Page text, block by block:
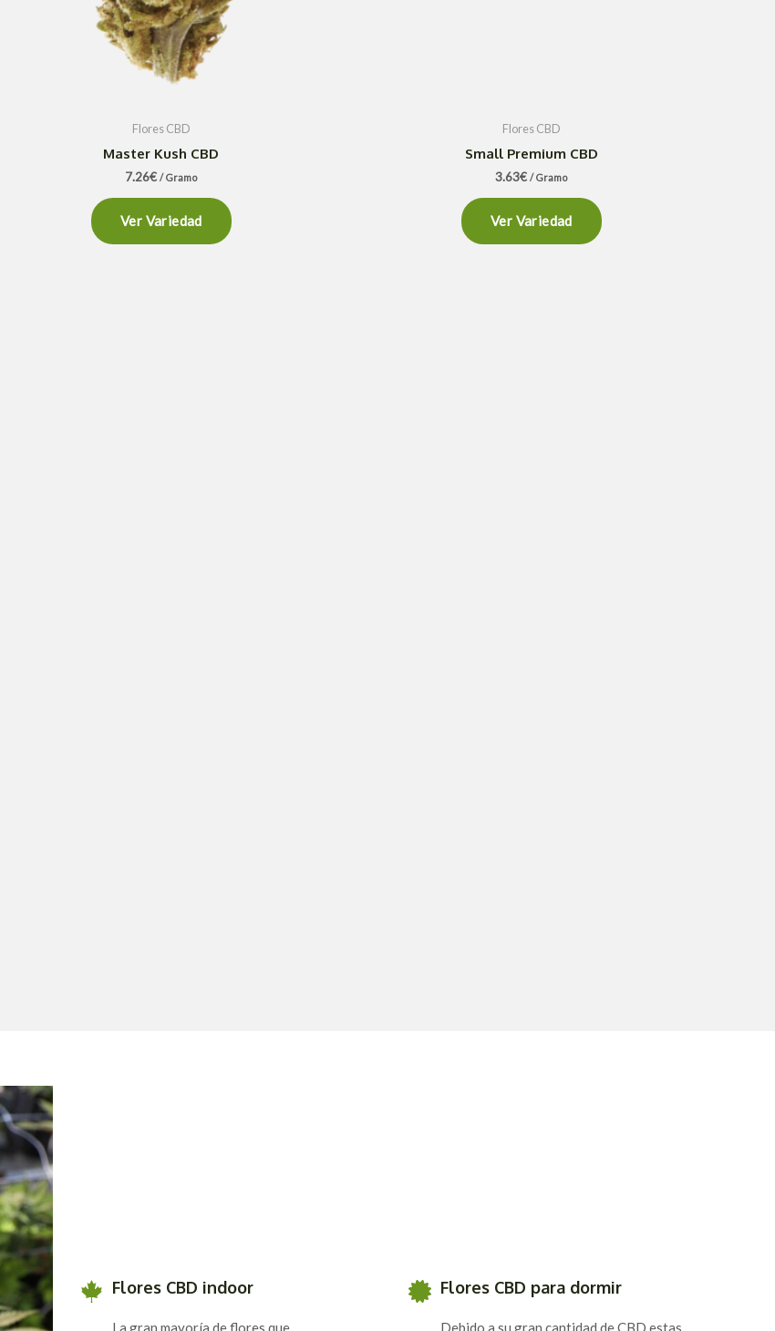
Flores CBD
Master Kush CBD
7.26€ / Gramo
Ver Variedad
Flores CBD
Small Premium CBD
3.63€ / Gramo
Ver Variedad
Flores CBD indoor
La gran mayoría de flores que
Flores CBD para dormir
Debido a su gran cantidad de CBD estas